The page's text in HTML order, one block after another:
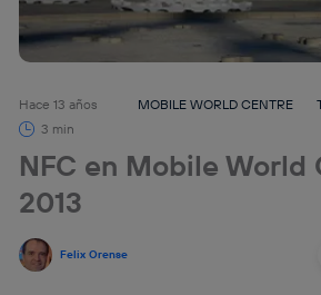
Hace 13 años MOBILE WORLD CENTRE
3 min
NFC en Mobile World
2013
Felix Orense